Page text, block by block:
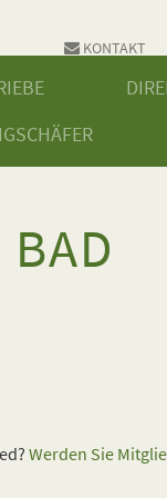
KONTAKT
Werden Sie